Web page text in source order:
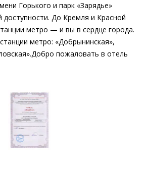
Горького и парк «Зарядье»
доступности. До Кремля и Красной
метро — и вы в сердце города.
метро: «Добрынинская»,
пожаловать в отель